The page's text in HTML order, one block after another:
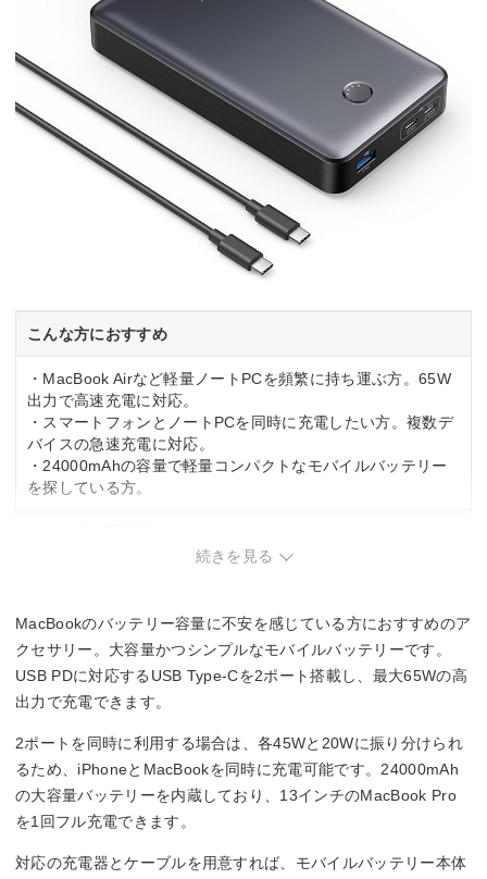
こんな方におすすめ
・MacBook Airなど軽量ノートPCを頻繁に持ち運ぶ方。65W
出力で高速充電に対応。
・スマートフォンとノートPCを同時に充電したい方。複数デ
バイスの急速充電に対応。
・24000mAhの容量で軽量コンパクトなモバイルバッテリー
を探している方。
続きを見る
MacBookのバッテリー容量に不安を感じている方におすすめのア
クセサリー。大容量かつシンプルなモバイルバッテリーです。
USB PDに対応するUSB Type-Cを2ポート搭載し、最大65Wの高
出力で充電できます。
2ポートを同時に利用する場合は、各45Wと20Wに振り分けられ
るため、iPhoneとMacBookを同時に充電可能です。24000mAh
の大容量バッテリーを内蔵しており、13インチのMacBook Pro
を1回フル充電できます。
対応の充電器とケーブルを用意すれば、モバイルバッテリー本体